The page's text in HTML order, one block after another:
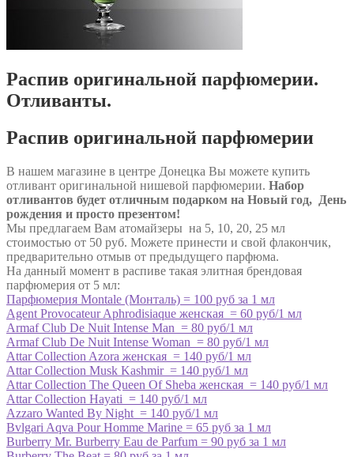
Распив оригинальной парфюмерии.
Отливанты.
Распив оригинальной парфюмерии
В нашем магазине в центре Донецка Вы можете купить
отливант оригинальной нишевой парфюмерии. Набор
отливантов будет отличным подарком на Новый год, День
рождения и просто презентом!
Мы предлагаем Вам атомайзеры на 5, 10, 20, 25 мл
стоимостью от 50 руб. Можете принести и свой флакончик,
предварительно отмыв от предыдущего парфюма.
На данный момент в распиве такая элитная брендовая
парфюмерия от 5 мл:
Парфюмерия Montale (Монталь) = 100 руб за 1 мл
Agent Provocateur Aphrodisiaque женская = 60 руб/1 мл
Armaf Club De Nuit Intense Man = 80 руб/1 мл
Armaf Club De Nuit Intense Woman = 80 руб/1 мл
Attar Collection Azora женская = 140 руб/1 мл
Attar Collection Musk Kashmir = 140 руб/1 мл
Attar Collection The Queen Of Sheba женская = 140 руб/1 мл
Attar Collection Hayati = 140 руб/1 мл
Azzaro Wanted By Night = 140 руб/1 мл
Bvlgari Aqva Pour Homme Marine = 65 руб за 1 мл
Burberry Mr. Burberry Eau de Parfum = 90 руб за 1 мл